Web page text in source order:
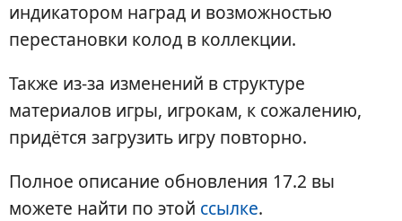
индикатором наград и возможностью
перестановки колод в коллекции.
Также из-за изменений в структуре
материалов игры, игрокам, к сожалению,
придётся загрузить игру повторно.
Полное описание обновления 17.2 вы
можете найти по этой ссылке.